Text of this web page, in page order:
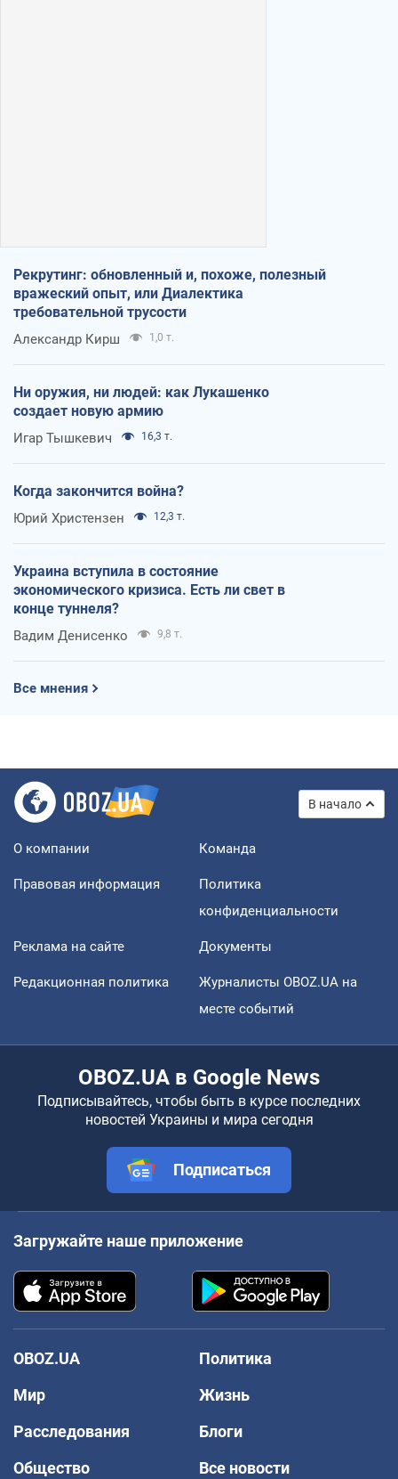
Рекрутинг: обновленный и, похоже, полезный
вражеский опыт, или Диалектика
требовательной трусости
Александр Кирш 1,0 т.
Ни оружия, ни людей: как Лукашенко
создает новую армию
Игар Тышкевич 16,3 т.
Когда закончится война?
Юрий Христензен 12,3 т.
Украина вступила в состояние
экономического кризиса. Есть ли свет в
конце туннеля?
Вадим Денисенко 9,8 т.
Все мнения
В начало
О компании Команда
Правовая информация
Политика
конфиденциальности
Реклама на сайте Документы
Редакционная политика
Журналисты OBOZ.UA на
месте событий
OBOZ.UA в Google News
Подписывайтесь, чтобы быть в курсе последних
новостей Украины и мира сегодня
Подписаться
Загружайте наше приложение
OBOZ.UA
Политика
Мир
Жизнь
Расследования
Блоги
Общество
Все новости